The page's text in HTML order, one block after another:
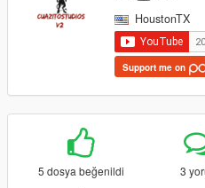
HoustonTX
Support me on
5 dosya beğenildi 3